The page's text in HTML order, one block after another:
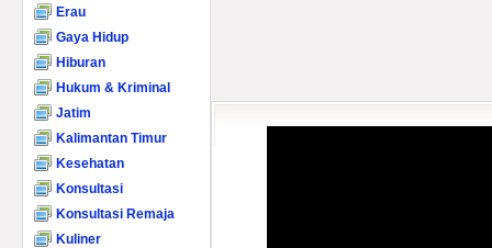
Erau
Gaya Hidup
Hiburan
Hukum & Kriminal
Jatim
Kalimantan Timur
Kesehatan
Konsultasi
Konsultasi Remaja
Kuliner